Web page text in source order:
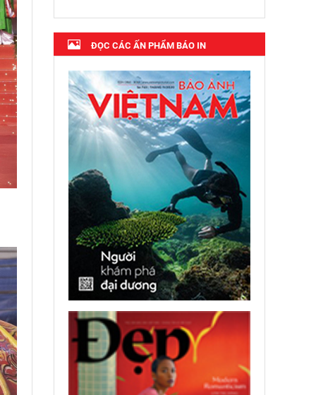
ĐỌC CÁC ẤN PHẨM BÁO IN